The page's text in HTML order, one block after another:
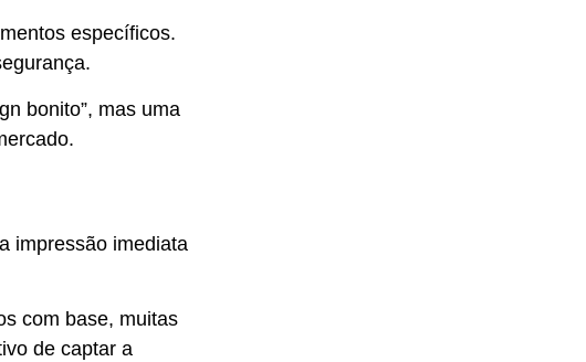
específicos.
bonito”, mas uma
impressão imediata
com base, muitas
de captar a